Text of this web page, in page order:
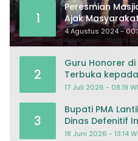
1
Peresmian
Ajak
Masjid
4 Agustus 2024 -
2
Guru Honorer
Terbuka
Mohon Keadilan
17 Juli 2026 - 08:19
3
Bupati PMA
Dinas Defenitif
18 Juni 2026 - 13:14